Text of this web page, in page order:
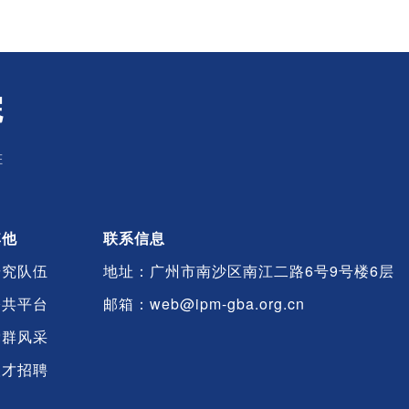
队伍
平台
风采
招聘
联系信息
地址：广州市南沙区南江二路6号9号楼6层
邮箱：web@ipm-gba.org.cn